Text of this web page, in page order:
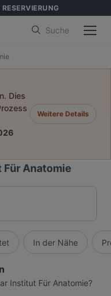
Suche
Dies
Weitere Details
Anatomie
In der Nähe
Institut Für Anatomie?